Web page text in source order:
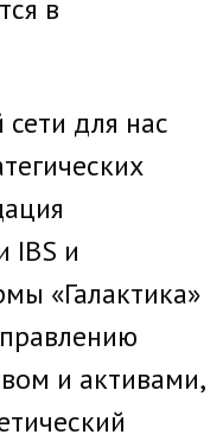
в
сети для нас
IBS и
«Галактика»
и активами,